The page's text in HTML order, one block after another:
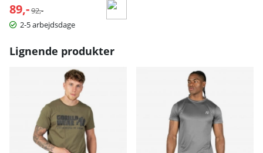
89,- Normalpris:
92,-
2-5 arbejdsdage
Lignende produkter